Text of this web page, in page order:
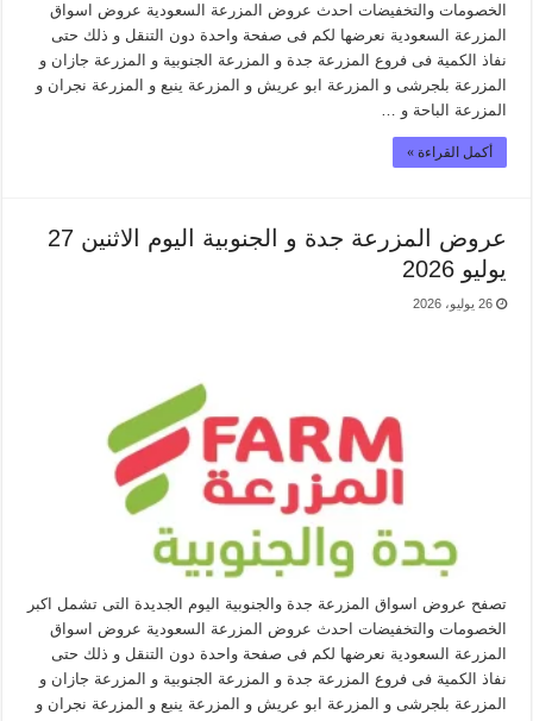
الخصومات والتخفيضات احدث عروض المزرعة السعودية عروض اسواق
المزرعة السعودية نعرضها لكم فى صفحة واحدة دون التنقل و ذلك حتى
نفاذ الكمية فى فروع المزرعة جدة و المزرعة الجنوبية و المزرعة جازان و
المزرعة بلجرشى و المزرعة ابو عريش و المزرعة ينبع و المزرعة نجران و
المزرعة الباحة و …
أكمل القراءة »
عروض المزرعة جدة و الجنوبية اليوم الاثنين 27
يوليو 2026
26 يوليو، 2026
تصفح عروض اسواق المزرعة جدة والجنوبية اليوم الجديدة التى تشمل اكبر
الخصومات والتخفيضات احدث عروض المزرعة السعودية عروض اسواق
المزرعة السعودية نعرضها لكم فى صفحة واحدة دون التنقل و ذلك حتى
نفاذ الكمية فى فروع المزرعة جدة و المزرعة الجنوبية و المزرعة جازان و
المزرعة بلجرشى و المزرعة ابو عريش و المزرعة ينبع و المزرعة نجران و